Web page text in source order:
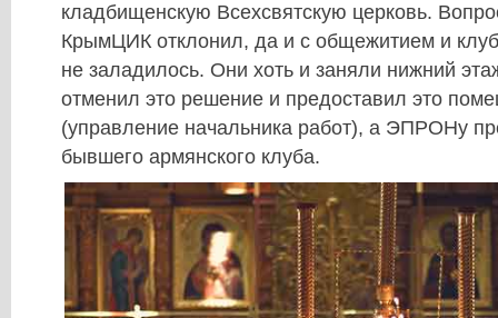
кладбищенскую Всехсвятскую церковь.
КрымЦИК отклонил, да и с общежитием и
не заладилось. Они хоть и заняли нижний
отменил это решение и предоставил это
(управление начальника работ), а ЭПРОНу
бывшего армянского клуба.